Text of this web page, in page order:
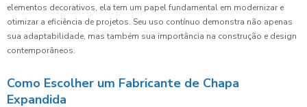
elementos decorativos, ela tem um papel fundamental em modernizar e
otimizar a eficiência de projetos. Seu uso contínuo demonstra não apenas
sua adaptabilidade, mas também sua importância na construção e design
contemporâneos.
Como Escolher um Fabricante de Chapa
Expandida